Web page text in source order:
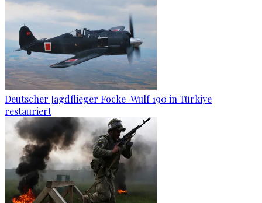
Deutscher Jagdflieger Focke-Wulf 190 in Türkiye
restauriert